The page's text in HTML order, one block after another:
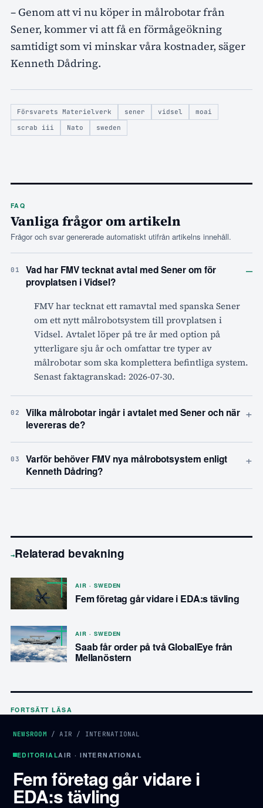
– Genom att vi nu köper in målrobotar från
Sener, kommer vi att få en förmågeökning
samtidigt som vi minskar våra kostnader, säger
Kenneth Dådring.
Försvarets Materielverk sener vidsel
moai
scrab iii
Nato sweden
FAQ
Vanliga frågor om artikeln
Frågor och svar genererade automatiskt utifrån artikelns innehåll.
01
Vad har FMV tecknat avtal med Sener om för
provplatsen i Vidsel?
–
FMV har tecknat ett ramavtal med spanska Sener
om ett nytt målrobotsystem till provplatsen i
Vidsel. Avtalet löper på tre år med option på
ytterligare sju år och omfattar tre typer av
målrobotar som ska komplettera befintliga system.
Senast faktagranskad: 2026-07-30.
02
Vilka målrobotar ingår i avtalet med Sener och när
levereras de?
+
03
Varför behöver FMV nya målrobotsystem enligt
Kenneth Dådring?
+
→Relaterad bevakning
AIR · SWEDEN
Fem företag går vidare i EDA:s tävling
AIR · SWEDEN
Saab får order på två GlobalEye från
Mellanöstern
FORTSÄTT LÄSA
NEWSROOM / AIR / INTERNATIONAL
EDITORIALAIR · INTERNATIONAL
Fem företag går vidare i
EDA:s tävling